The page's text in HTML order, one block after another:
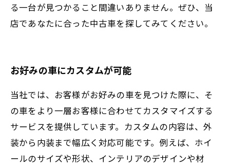
る一台が見つかること間違いありません。ぜひ、当
店であなたに合った中古車を探してみてください。
お好みの車にカスタムが可能
当社では、お客様がお好みの車を見つけた際に、そ
の車をより一層お客様に合わせてカスタマイズする
サービスを提供しています。カスタムの内容は、外
装から内装まで幅広く対応可能です。例えば、ホイ
ールのサイズや形状、インテリアのデザインや材